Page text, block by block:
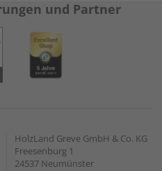
und Partner
HolzLand Greve GmbH & Co. KG
Freesenburg 1
24537 Neumünster